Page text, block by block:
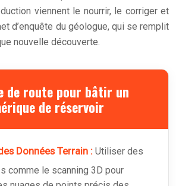
viennent le nourrir, le corriger et
d’enquête du géologue, qui se remplit
nouvelle découverte.
de route pour bâtir un
de réservoir
Données Terrain : Utiliser des
comme le scanning 3D pour